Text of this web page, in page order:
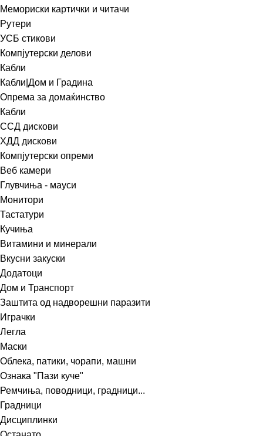
Мемориски картички и читачи
Рутери
УСБ стикови
Компјутерски делови
Кабли
Кабли|Дом и Градина
Опрема за домаќинство
Кабли
ССД дискови
ХДД дискови
Компјутерски опреми
Веб камери
Глувчиња - мауси
Монитори
Тастатури
Кучиња
Витамини и минерали
Вкусни закуски
Додатоци
Дом и Транспорт
Заштита од надворешни паразити
Играчки
Легла
Маски
Облека, патики, чорапи, машни
Ознака "Пази куче"
Ремчиња, поводници, градници...
Градници
Дисциплинки